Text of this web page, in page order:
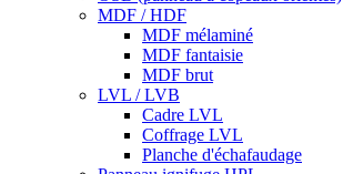
MDF / HDF
MDF mélaminé
MDF fantaisie
MDF brut
LVL / LVB
Cadre LVL
Coffrage LVL
Planche d'échafaudage